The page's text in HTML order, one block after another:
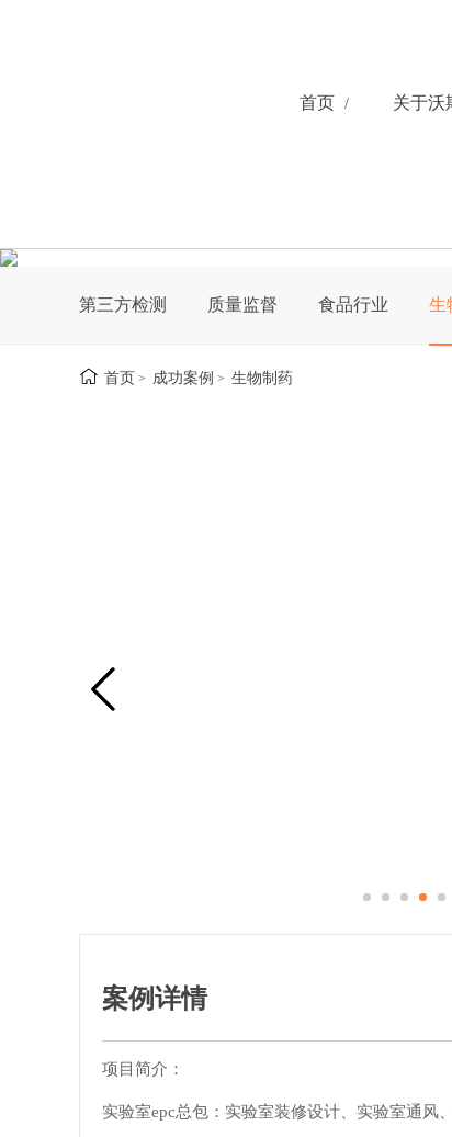
首页 关于沃
第三方检测 质量监督 食品行业 生
首页 > 成功案例 > 生物制药
案例详情
项目简介：
实验室epc总包：实验室装修设计、实验室通风